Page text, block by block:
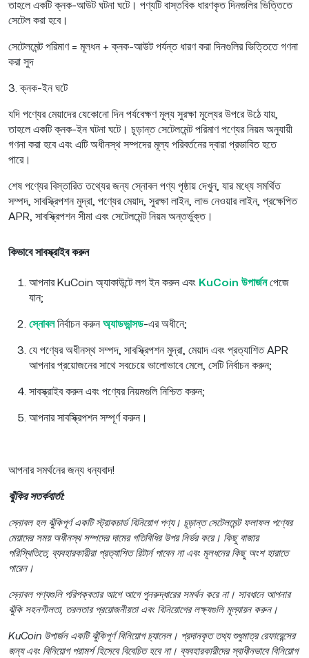
তাহলে একটি ক্নক-আউট ঘটনা ঘটে। পণ্যটি বাস্তবিক ধারণকৃত দিনগুলির ভিত্তিতে
সেটেল করা হবে।
সেটেলমেন্ট পরিমাণ = মূলধন + ক্নক-আউট পর্যন্ত ধারণ করা দিনগুলির ভিত্তিতে গণনা
করা সুদ
3. ক্নক-ইন ঘটে
যদি পণ্যের মেয়াদের যেকোনো দিন পর্যবেক্ষণ মূল্য সুরক্ষা মূল্যের উপরে উঠে যায়,
তাহলে একটি ক্নক-ইন ঘটনা ঘটে। চূড়ান্ত সেটেলমেন্ট পরিমাণ পণ্যের নিয়ম অনুযায়ী
গণনা করা হবে এবং এটি অধীনস্থ সম্পদের মূল্য পরিবর্তনের দ্বারা প্রভাবিত হতে
পারে।
শেষ পণ্যের বিস্তারিত তথ্যের জন্য স্নোবল পণ্য পৃষ্ঠায় দেখুন, যার মধ্যে সমর্থিত
সম্পদ, সাবস্ক্রিপশন মুদ্রা, পণ্যের মেয়াদ, সুরক্ষা লাইন, লাভ নেওয়ার লাইন, প্রক্ষেপিত
APR, সাবস্ক্রিপশন সীমা এবং সেটেলমেন্ট নিয়ম অন্তর্ভুক্ত।
কিভাবে সাবস্ক্রাইব করুন
আপনার KuCoin অ্যাকাউন্টে লগ ইন করুন এবং KuCoin উপার্জনপেজে
যান;
স্নোবলনির্বাচন করুন অ্যাডভান্সড-এর অধীনে;
যে পণ্যের অধীনস্থ সম্পদ, সাবস্ক্রিপশন মুদ্রা, মেয়াদ এবং প্রত্যাশিত APR
আপনার প্রয়োজনের সাথে সবচেয়ে ভালোভাবে মেলে, সেটি নির্বাচন করুন;
সাবস্ক্রাইব করুন এবং পণ্যের নিয়মগুলি নিশ্চিত করুন;
আপনার সাবস্ক্রিপশন সম্পূর্ণ করুন।
আপনার সমর্থনের জন্য ধন্যবাদ!
ঝুঁকির সতর্কবার্তা:
স্নোবল হল ঝুঁকিপূর্ণ একটি স্ট্রাকচার্ড বিনিয়োগ পণ্য। চূড়ান্ত সেটেলমেন্ট ফলাফল পণ্যের
মেয়াদের সময় অধীনস্থ সম্পদের দামের গতিবিধির উপর নির্ভর করে। কিছু বাজার
পরিস্থিতিতে, ব্যবহারকারীরা প্রত্যাশিত রিটার্ন পাবেন না এবং মূলধনের কিছু অংশ হারাতে
পারেন।
স্নোবল পণ্যগুলি পরিপক্বতার আগে আগে পুনরুদ্ধারের সমর্থন করে না। সাবধানে আপনার
ঝুঁকি সহনশীলতা, তরলতার প্রয়োজনীয়তা এবং বিনিয়োগের লক্ষ্যগুলি মূল্যায়ন করুন।
KuCoin উপার্জন একটি ঝুঁকিপূর্ণ বিনিয়োগ চ্যানেল। প্রদানকৃত তথ্য শুধুমাত্র রেফারেন্সের
জন্য এবং বিনিয়োগ পরামর্শ হিসেবে বিবেচিত হবে না। ব্যবহারকারীদের স্বাধীনভাবে বিনিয়োগ